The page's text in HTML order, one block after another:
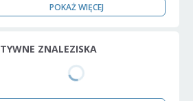
POKAŻ WIĘCEJ
ZNALEZISKA